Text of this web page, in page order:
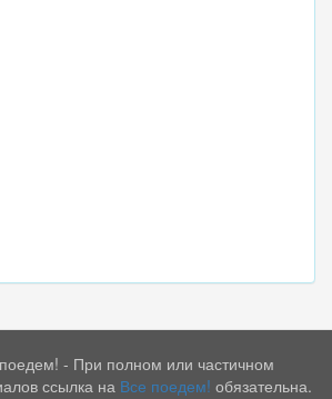
- При полном или частичном
ссылка на Все поедем! обязательна.